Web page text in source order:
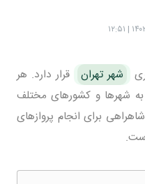
شهر تهران
قرار دارد. هر
به شهرها و کشورهای مختلف
برای انجام پروازهای